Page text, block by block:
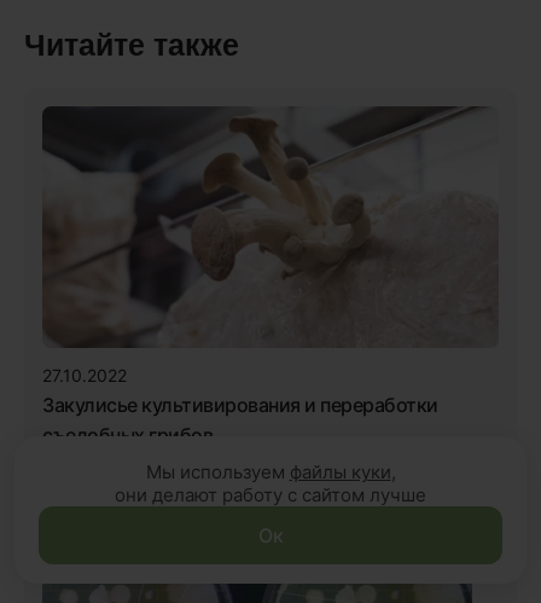
Читайте также
27.10.2022
Закулисье культивирования и переработки
съедобных грибов
Мы используем файлы куки,
они делают работу с сайтом лучше
Ок